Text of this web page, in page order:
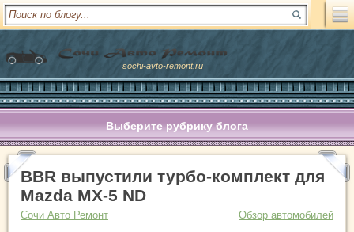
sochi-avto-remont.ru
Выберите рубрику блога
BBR выпустили турбо-комплект для
Mazda MX-5 ND
Сочи Авто Ремонт
Обзор автомобилей